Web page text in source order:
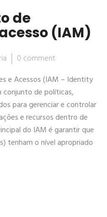
de
(IAM)
0 comment
e Acessos (IAM – Identity
conjunto de políticas,
para gerenciar e controlar
e recursos dentro de
do IAM é garantir que
tenham o nível apropriado